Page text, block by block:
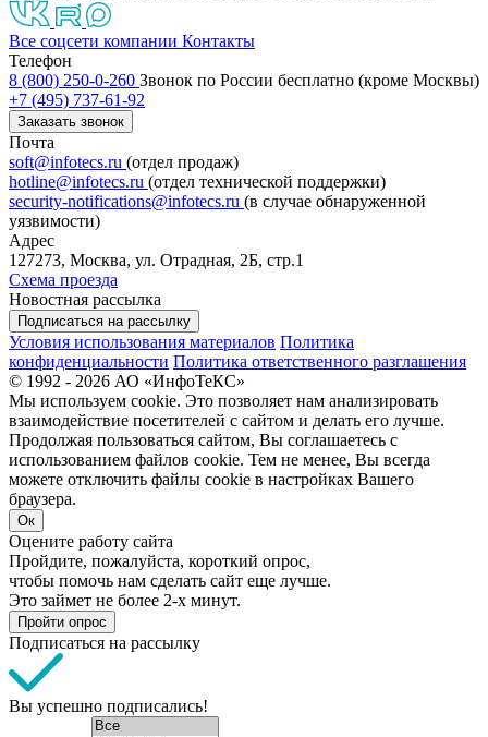
Все соцсети компании Контакты
Телефон
8 (800) 250-0-260 Звонок по России бесплатно (кроме Москвы)
+7 (495) 737-61-92
Заказать звонок
Почта
soft@infotecs.ru (отдел продаж)
hotline@infotecs.ru (отдел технической поддержки)
security-notifications@infotecs.ru (в случае обнаруженной
уязвимости)
Адрес
127273, Москва, ул. Отрадная, 2Б, стр.1
Схема проезда
Новостная рассылка
Подписаться на рассылку
Условия использования материалов Политика
конфиденциальности Политика ответственного разглашения
© 1992 - 2026 АО «ИнфоТеКС»
Мы используем cookie. Это позволяет нам анализировать
взаимодействие посетителей с сайтом и делать его лучше.
Продолжая пользоваться сайтом, Вы соглашаетесь с
использованием файлов cookie. Тем не менее, Вы всегда
можете отключить файлы cookie в настройках Вашего
браузера.
Ок
Оцените работу сайта
Пройдите, пожалуйста, короткий опрос,
чтобы помочь нам сделать сайт еще лучше.
Это займет не более 2-х минут.
Пройти опрос
Подписаться на рассылку
Вы успешно подписались!